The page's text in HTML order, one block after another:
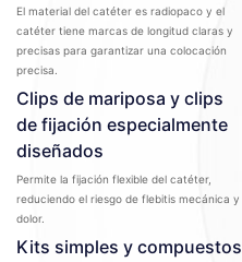
El material del catéter es radiopaco y el
catéter tiene marcas de longitud claras y
precisas para garantizar una colocación
precisa.
Clips de mariposa y clips
de fijación especialmente
diseñados
Permite la fijación flexible del catéter,
reduciendo el riesgo de flebitis mecánica y
dolor.
Kits simples y compuestos